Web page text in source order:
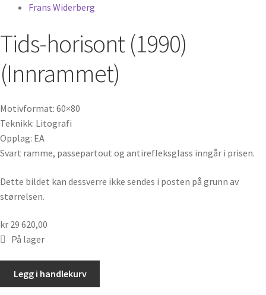
Frans Widerberg
Tids-horisont (1990)
(Innrammet)
Motivformat: 60×80
Teknikk: Litografi
Opplag: EA
Svart ramme, passepartout og antirefleksglass inngår i prisen.
Dette bildet kan dessverre ikke sendes i posten på grunn av
størrelsen.
kr 29 620,00
På lager
horisont
Legg i handlekurv